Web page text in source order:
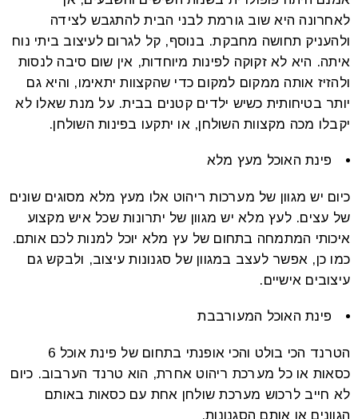
לאחרונה היא שוב גורמת לבני הבית להתגבש לצידה
ולהעניק תחושה מחבקת. בנוסף, קל לגרום לעיצוב ביתי נוח
איתה. היא לא זקוקה לפינות מיוחדות, אין שום סיבה לנסות
ולהזיז אותה ממקום למקום כדי שהקצוות יתאימו, והיא גם
יותר בטיחותית כשיש ילדים קטנים בבית. על מנת שאלו לא
יקבלו מכה מקצוות השולחן, או יתקעו בפינות השולחן.
פינת האוכל מעץ מלא
כיום יש מגוון של מערכות ריהוט אלו מעץ מלא מסוגים שונים
של עצים. לעץ מלא יש מגוון של יתרונות שכל איש מקצוע
איכותי המתמחה בתחום של עץ מלא יוכל למנות לכם אותם.
כמו כן, אפשר לעצב במגוון של סגנונות עיצוב, ולבקש גם
עיצובים אישיים.
פינת האוכל המעורבבת
הטרנד הכי בולט והכי אופנתי בתחום של פינת אוכל 6
כסאות או כל מערכת ריהוט אחרת, הוא טרנד הערבוב. כיום
לא חייב לרכוש מערכת שולחן אחת עם כסאות באותם
הגוונים או אותם הסגנונות.